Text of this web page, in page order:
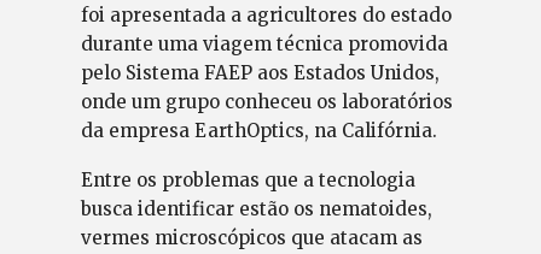
foi apresentada a agricultores do estado
durante uma viagem técnica promovida
pelo Sistema FAEP aos Estados Unidos,
onde um grupo conheceu os laboratórios
da empresa EarthOptics, na Califórnia.
Entre os problemas que a tecnologia
busca identificar estão os nematoides,
vermes microscópicos que atacam as